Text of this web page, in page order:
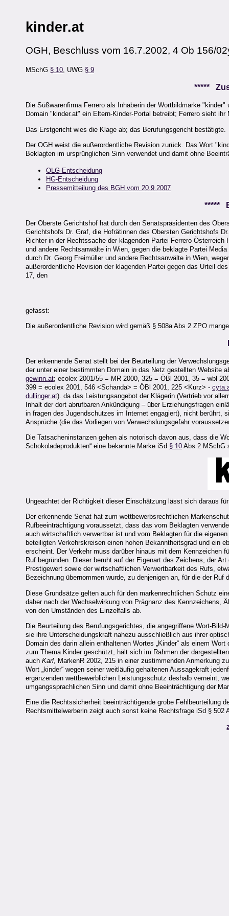
kinder.at
OGH, Beschluss vom 16.7.2002, 4 Ob 156/
MSchG § 10, UWG § 9
*****
Die Süßwarenfirma Ferrero als Inhaberin der Wortbildmarke
Domain "kinder.at" ein Eltern-Kinder-Portal betreibt; Ferrero sieht
Das Erstgericht wies die Klage ab; das Berufungsgericht bestätigte.
Der OGH weist die außerordentliche Revision zurück. Das Wort
Beklagten im ursprünglichen Sinn verwendet und damit ohne
OLG-Entscheidung
HG-Entscheidung
Pressemitteilung des BGH vom 20.9.2007
*****
Der Oberste Gerichtshof hat durch den Senatspräsidenten des
Gerichtshofs Dr. Graf, die Hofrätinnen des Obersten Gerichtshofs
Richter in der Rechtssache der klagenden Partei Ferrero
und andere Rechtsanwälte in Wien, gegen die beklagte Partei
durch Dr. Georg Freimüller und andere Rechtsanwälte in Wien,
außerordentliche Revision der klagenden Partei gegen das Urteil
17, den
gefasst:
Die außerordentliche Revision wird gemäß § 508a Abs 2 ZPO
Der erkennende Senat stellt bei der Beurteilung der
der unter einer bestimmten Domain in das Netz gestellten Website
gewinn.at; ecolex 2001/55 = MR 2000, 325 = ÖBl 2001, 35 = wbl
399 = ecolex 2001, 546 <Schanda> = ÖBl 2001, 225 <Kurz> -
dullinger.at). da das Leistungsangebot der Klägerin (Vertrieb vor
Inhalt der dort abrufbaren Ankündigung – über Erziehungsfragen
in fragen des Jugendschutzes im Internet engagiert), nicht berührt,
Ansprüche (die das Vorliegen von Verwechslungsgefahr
Die Tatsacheninstanzen gehen als notorisch davon aus, dass die
Schokoladeprodukten“ eine bekannte Marke iSd § 10 Abs 2 MSchG
Ungeachtet der Richtigkeit dieser Einschätzung lässt sich daraus
Der erkennende Senat hat zum wettbewerbsrechtlichen
Rufbeeinträchtigung voraussetzt, dass das vom Beklagten
auch wirtschaftlich verwertbar ist und vom Beklagten für die
beteiligten Verkehrskreisen einen hohen Bekanntheitsgrad und ein
erscheint. Der Verkehr muss darüber hinaus mit dem Kennzeichen
Ruf begründen. Dieser beruht auf der Eigenart des Zeichens, der
Prestigewert sowie der wirtschaftlichen Verwertbarkeit des Rufs,
Bezeichnung übernommen wurde, zu denjenigen an, für die der
Diese Grundsätze gelten auch für den markenrechtlichen Schutz
daher nach der Wechselwirkung von Prägnanz des Kennzeichens,
von den Umständen des Einzelfalls ab.
Die Beurteilung des Berufungsgerichtes, die angegriffene Wort-
sie ihre Unterscheidungskraft nahezu ausschließlich aus ihrer
Domain des darin allein enthaltenen Wortes „Kinder“ als einem
zum Thema Kinder geschützt, hält sich im Rahmen der
auch Karl, MarkenR 2002, 215 in einer zustimmenden Anmerkung
Wort „kinder“ wegen seiner weitläufig gehaltenen Aussagekraft
ergänzenden wettbewerblichen Leistungsschutz deshalb verneint,
umgangssprachlichen Sinn und damit ohne Beeinträchtigung der
Eine die Rechtssicherheit beeinträchtigende grobe Fehlbeurteilung
Rechtsmittelwerberin zeigt auch sonst keine Rechtsfrage iSd § 502